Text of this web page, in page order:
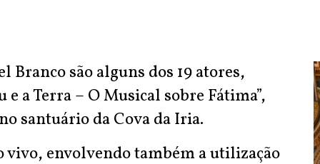
Branco são alguns dos 19 atores,
a Terra – O Musical sobre Fátima”,
santuário da Cova da Iria.
envolvendo também a utilização